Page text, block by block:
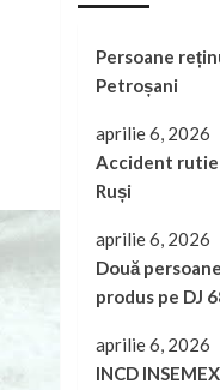
Persoane
Petroșani
aprilie 6, 2026
Accident
Ruși
aprilie 6, 2026
Două
produs pe DJ
aprilie 6, 2026
INCD